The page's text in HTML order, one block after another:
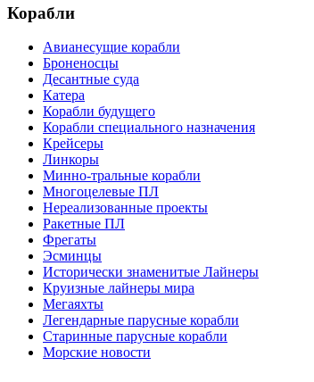
Корабли
Авианесущие корабли
Броненосцы
Десантные суда
Катера
Корабли будущего
Корабли специального назначения
Крейсеры
Линкоры
Минно-тральные корабли
Многоцелевые ПЛ
Нереализованные проекты
Ракетные ПЛ
Фрегаты
Эсминцы
Исторически знаменитые Лайнеры
Круизные лайнеры мира
Мегаяхты
Легендарные парусные корабли
Старинные парусные корабли
Морские новости